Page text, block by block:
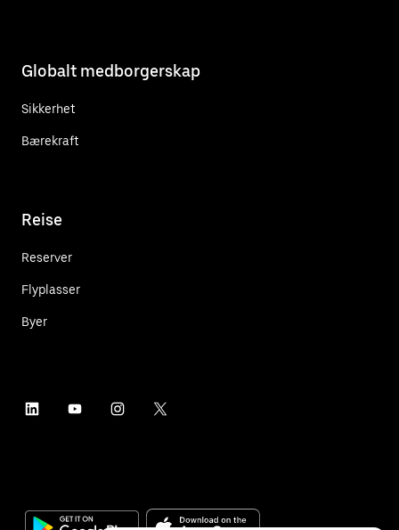
Globalt medborgerskap
Sikkerhet
Bærekraft
Reise
Reserver
Flyplasser
Byer